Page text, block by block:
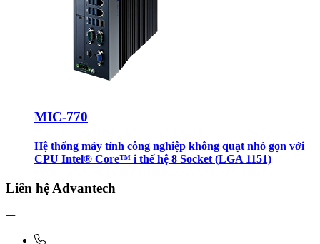
MIC-770
Hệ thống máy tính công nghiệp không quạt nhỏ gọn với
CPU Intel® Core™ i thế hệ 8 Socket (LGA 1151)
Liên hệ Advantech